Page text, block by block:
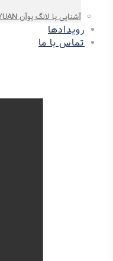
آشنایی با لانگ یوآن LONGYUAN
رویدادها
تماس با ما